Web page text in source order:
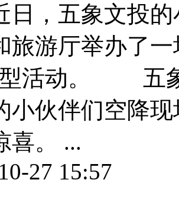
五象文投的
旅游厅举办了一
型活动。 五象
小伙伴们空降
喜。 ...
27 15:57